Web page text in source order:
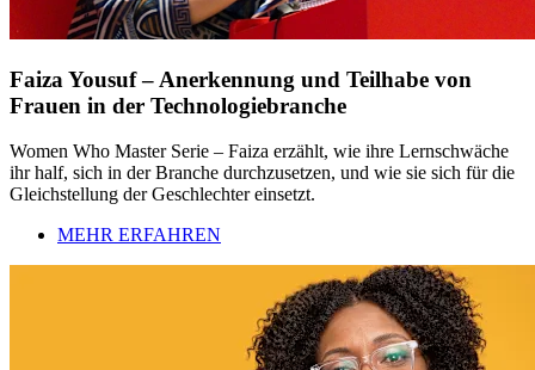
Faiza Yousuf – Anerkennung und Teilhabe von
Frauen in der Technologiebranche
Women Who Master Serie – Faiza erzählt, wie ihre Lernschwäche
ihr half, sich in der Branche durchzusetzen, und wie sie sich für die
Gleichstellung der Geschlechter einsetzt.
MEHR ERFAHREN